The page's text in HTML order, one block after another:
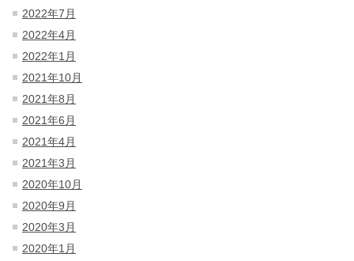
2022年7月
2022年4月
2022年1月
2021年10月
2021年8月
2021年6月
2021年4月
2021年3月
2020年10月
2020年9月
2020年3月
2020年1月